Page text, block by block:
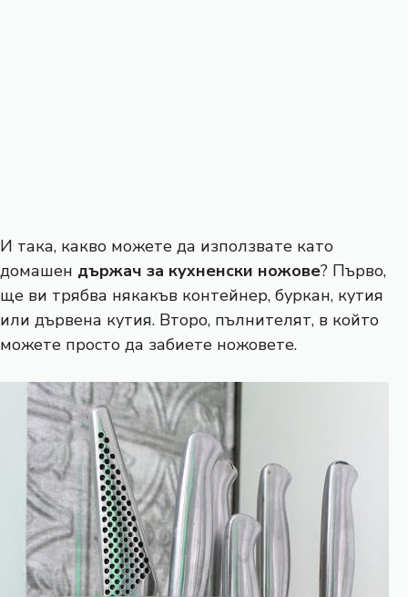
И така, какво можете да използвате като
домашен държач за кухненски ножове? Първо,
ще ви трябва някакъв контейнер, буркан, кутия
или дървена кутия. Второ, пълнителят, в който
можете просто да забиете ножовете.